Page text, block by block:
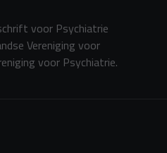
voor Psychiatrie
Vereniging voor
voor Psychiatrie.